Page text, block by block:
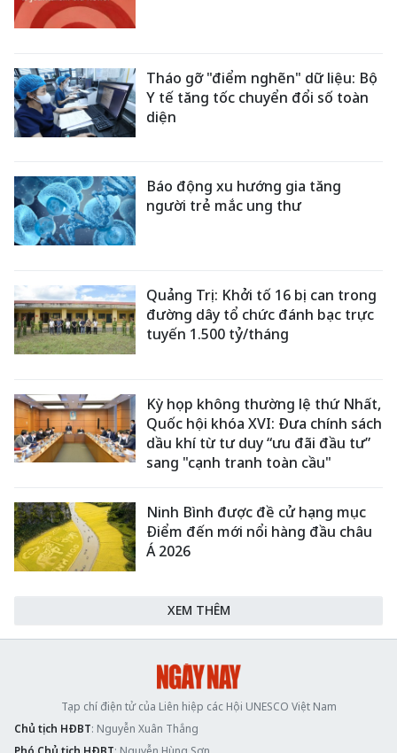
Tháo gỡ "điểm nghẽn" dữ liệu: Bộ
Y tế tăng tốc chuyển đổi số toàn
diện
Báo động xu hướng gia tăng
người trẻ mắc ung thư
Quảng Trị: Khởi tố 16 bị can trong
đường dây tổ chức đánh bạc trực
tuyến 1.500 tỷ/tháng
Kỳ họp không thường lệ thứ Nhất,
Quốc hội khóa XVI: Đưa chính sách
dầu khí từ tư duy “ưu đãi đầu tư”
sang "cạnh tranh toàn cầu"
Ninh Bình được đề cử hạng mục
Điểm đến mới nổi hàng đầu châu
Á 2026
XEM THÊM
Tạp chí điện tử của Liên hiệp các Hội UNESCO Việt Nam
Chủ tịch HĐBT: Nguyễn Xuân Thắng